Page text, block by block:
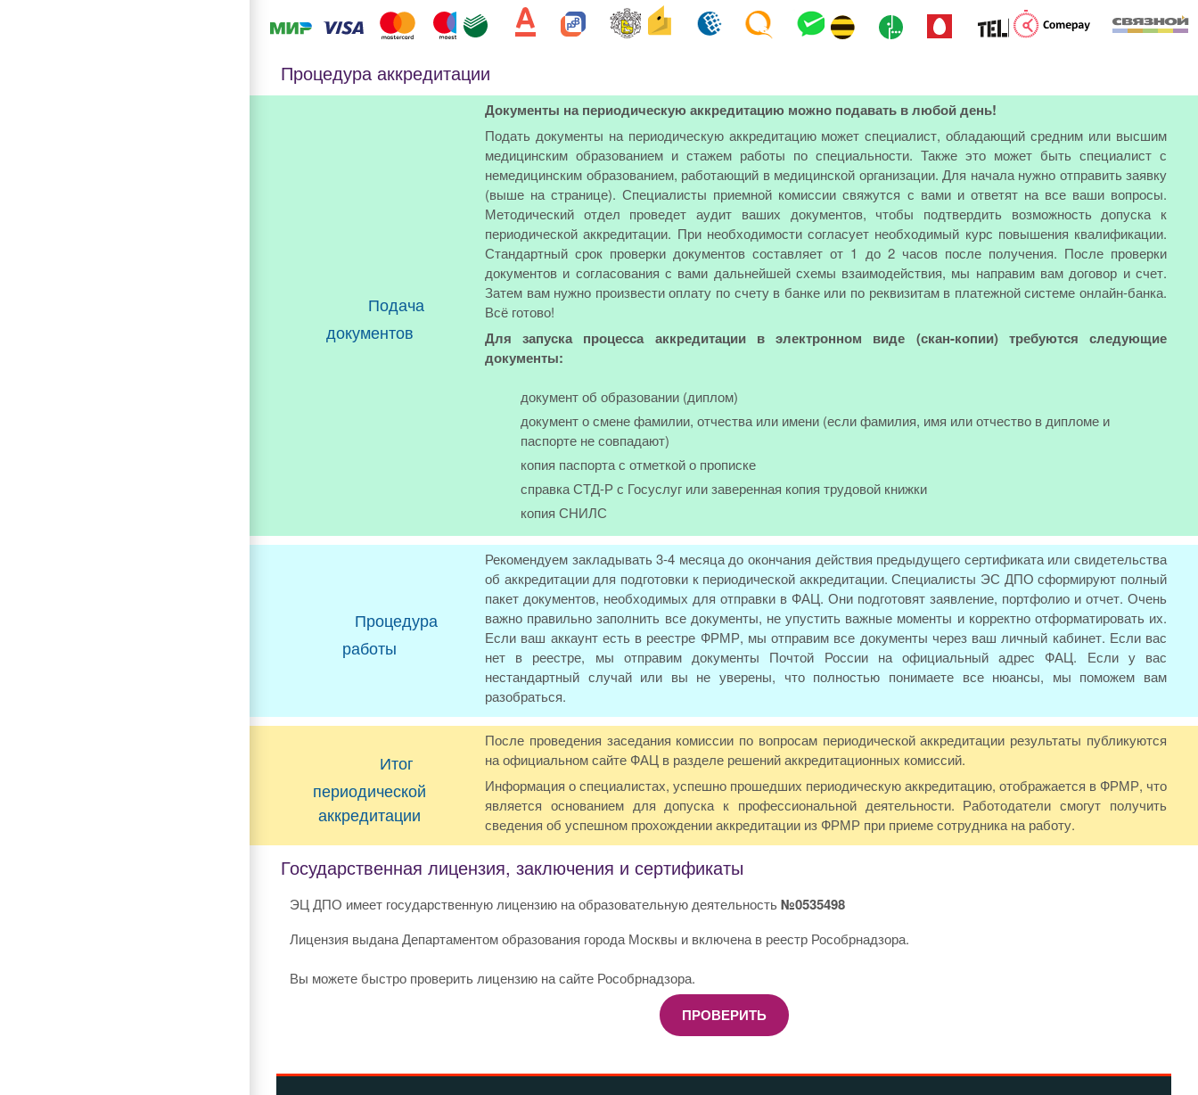
Процедура аккредитации
Подача
документов
Документы на периодическую аккредитацию можно подавать в любой день!
Подать документы на периодическую аккредитацию может специалист, обладающий средним или высшим
медицинским образованием и стажем работы по специальности. Также это может быть специалист с
немедицинским образованием, работающий в медицинской организации. Для начала нужно отправить заявку
(выше на странице). Специалисты приемной комиссии свяжутся с вами и ответят на все ваши вопросы.
Методический отдел проведет аудит ваших документов, чтобы подтвердить возможность допуска к
периодической аккредитации. При необходимости согласует необходимый курс повышения квалификации.
Стандартный срок проверки документов составляет от 1 до 2 часов после получения. После проверки
документов и согласования с вами дальнейшей схемы взаимодействия, мы направим вам договор и счет.
Затем вам нужно произвести оплату по счету в банке или по реквизитам в платежной системе онлайн-банка.
Всё готово!
Для запуска процесса аккредитации в электронном виде (скан-копии) требуются следующие
документы:
документ об образовании (диплом)
документ о смене фамилии, отчества или имени (если фамилия, имя или отчество в дипломе и
паспорте не совпадают)
копия паспорта с отметкой о прописке
справка СТД-Р с Госуслуг или заверенная копия трудовой книжки
копия СНИЛС
Процедура
работы
Рекомендуем закладывать 3-4 месяца до окончания действия предыдущего сертификата или свидетельства
об аккредитации для подготовки к периодической аккредитации. Специалисты ЭС ДПО сформируют полный
пакет документов, необходимых для отправки в ФАЦ. Они подготовят заявление, портфолио и отчет. Очень
важно правильно заполнить все документы, не упустить важные моменты и корректно отформатировать их.
Если ваш аккаунт есть в реестре ФРМР, мы отправим все документы через ваш личный кабинет. Если вас
нет в реестре, мы отправим документы Почтой России на официальный адрес ФАЦ. Если у вас
нестандартный случай или вы не уверены, что полностью понимаете все нюансы, мы поможем вам
разобраться.
Итог
периодической
аккредитации
После проведения заседания комиссии по вопросам периодической аккредитации результаты публикуются
на официальном сайте ФАЦ в разделе решений аккредитационных комиссий.
Информация о специалистах, успешно прошедших периодическую аккредитацию, отображается в ФРМР, что
является основанием для допуска к профессиональной деятельности. Работодатели смогут получить
сведения об успешном прохождении аккредитации из ФРМР при приеме сотрудника на работу.
Государственная лицензия, заключения и сертификаты
ЭЦ ДПО имеет государственную лицензию на образовательную деятельность№0535498
Лицензия выдана Департаментом образования города Москвы и включена в реестр Рособрнадзора.
Вы можете быстро проверить лицензию на сайте Рособрнадзора.
ПРОВЕРИТЬ